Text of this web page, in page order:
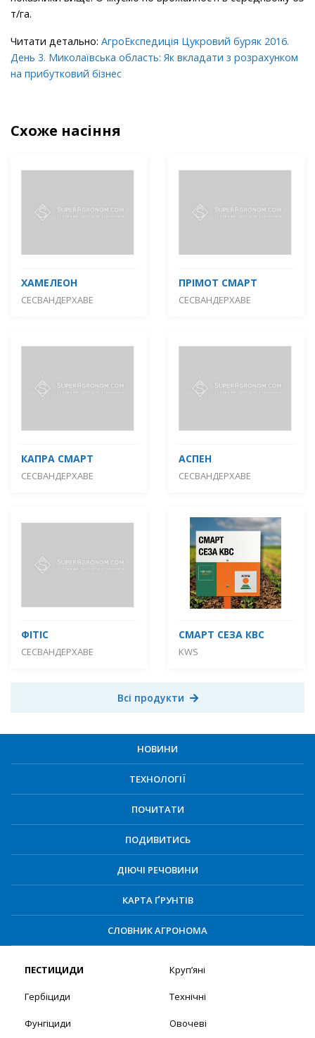
т/га.
Читати детально: АгроЕкспедиція Цукровий буряк 2016.
День 3. Миколаївська область: Як вкладати з розрахунком
на прибутковий бізнес
Схоже насіння
ХАМЕЛЕОН
СЕСВАНДЕРХАВЕ
ПРІМОТ СМАРТ
СЕСВАНДЕРХАВЕ
КАПРА СМАРТ
СЕСВАНДЕРХАВЕ
АСПЕН
СЕСВАНДЕРХАВЕ
ФІТІС
СЕСВАНДЕРХАВЕ
СМАРТ СЕЗА КВС
KWS
Всі продукти
НОВИНИ
ТЕХНОЛОГІЇ
ПОЧИТАТИ
ПОДИВИТИСЬ
ДІЮЧІ РЕЧОВИНИ
КАРТА ҐРУНТІВ
СЛОВНИК АГРОНОМА
ПЕСТИЦИДИ
Гербіциди
Фунгіциди
Круп’яні
Технічні
Овочеві